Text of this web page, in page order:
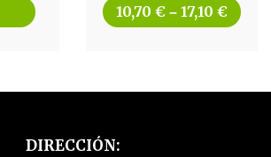
10,70 € – 17,10 €
DIRECCIÓN: